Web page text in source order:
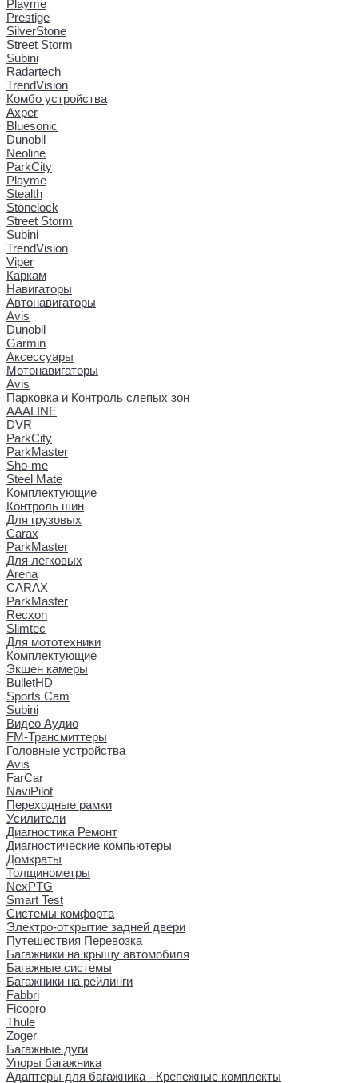
Playme
Prestige
SilverStone
Street Storm
Subini
Radartech
TrendVision
Комбо устройства
Axper
Bluesonic
Dunobil
Neoline
ParkCity
Playme
Stealth
Stonelock
Street Storm
Subini
TrendVision
Viper
Каркам
Навигаторы
Автонавигаторы
Avis
Dunobil
Garmin
Аксессуары
Мотонавигаторы
Avis
Парковка и Контроль слепых зон
AAALINE
DVR
ParkCity
ParkMaster
Sho-me
Steel Mate
Комплектующие
Контроль шин
Для грузовых
Carax
ParkMaster
Для легковых
Arena
CARAX
ParkMaster
Recxon
Slimtec
Для мототехники
Комплектующие
Экшен камеры
BulletHD
Sports Cam
Subini
Видео Аудио
FM-Трансмиттеры
Головные устройства
Avis
FarCar
NaviPilot
Переходные рамки
Усилители
Диагностика Ремонт
Диагностические компьютеры
Домкраты
Толщинометры
NexPTG
Smart Test
Системы комфорта
Электро-открытие задней двери
Путешествия Перевозка
Багажники на крышу автомобиля
Багажные системы
Багажники на рейлинги
Fabbri
Ficopro
Thule
Zoger
Багажные дуги
Упоры багажника
Адаптеры для багажника - Крепежные комплекты